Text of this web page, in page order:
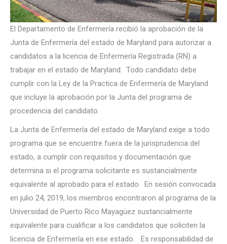
El Departamento de Enfermería recibió la aprobación de la
Junta de Enfermería del estado de Maryland para autorizar a
candidatos a la licencia de Enfermería Registrada (RN) a
trabajar en el estado de Maryland. Todo candidato debe
cumplir con la Ley de la Practica de Enfermería de Maryland
que incluye la aprobación por la Junta del programa de
procedencia del candidato.
La Junta de Enfermería del estado de Maryland exige a todo
programa que se encuentre fuera de la jurisprudencia del
estado, a cumplir con requisitos y documentación que
determina si el programa solicitante es sustancialmente
equivalente al aprobado para el estado. En sesión convocada
en julio 24, 2019, los miembros encontraron al programa de la
Universidad de Puerto Rico Mayagüez sustancialmente
equivalente para cualificar a los candidatos que soliciten la
licencia de Enfermería en ese estado. Es responsabilidad de